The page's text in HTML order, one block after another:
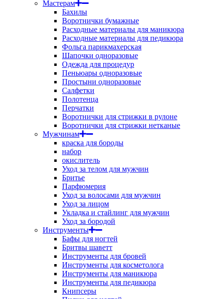
Мастерам
Бахилы
Воротнички бумажные
Расходные материалы для маникюра
Расходные материалы для педикюра
Фольга парикмахерская
Шапочки одноразовые
Одежда для процедур
Пеньюары одноразовые
Простыни одноразовые
Салфетки
Полотенца
Перчатки
Воротнички для стрижки в рулоне
Воротнички для стрижки нетканые
Мужчинам
краска для бороды
набор
окислитель
Уход за телом для мужчин
Бритье
Парфюмерия
Уход за волосами для мужчин
Уход за лицом
Укладка и стайлинг для мужчин
Уход за бородой
Инструменты
Бафы для ногтей
Бритвы шаветт
Инструменты для бровей
Инструменты для косметолога
Инструменты для маникюра
Инструменты для педикюра
Книпсеры